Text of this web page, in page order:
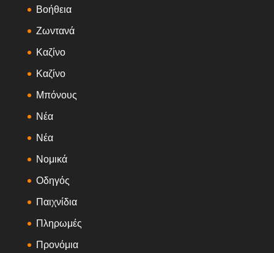
Βοήθεια
Ζωντανά
Καζίνο
Καζίνο
Μπόνους
Νέα
Νέα
Νομικά
Οδηγός
Παιχνίδια
Πληρωμές
Προνόμια